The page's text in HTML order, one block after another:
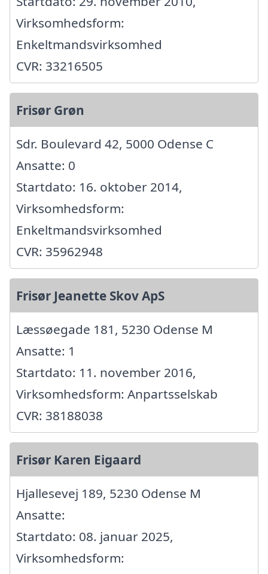
Virksomhedsform:
Enkeltmandsvirksomhed
CVR: 33216505
Frisør Grøn
Sdr. Boulevard 42, 5000 Odense C
Ansatte: 0
Startdato: 16. oktober 2014,
Virksomhedsform:
Enkeltmandsvirksomhed
CVR: 35962948
Frisør Jeanette Skov ApS
Læssøegade 181, 5230 Odense M
Ansatte: 1
Startdato: 11. november 2016,
Virksomhedsform: Anpartsselskab
CVR: 38188038
Frisør Karen Eigaard
Hjallesevej 189, 5230 Odense M
Ansatte:
Startdato: 08. januar 2025,
Virksomhedsform: